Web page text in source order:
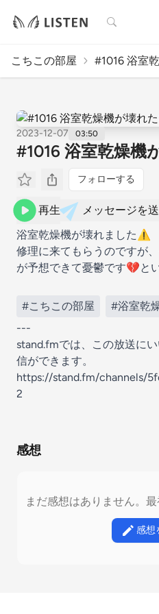
検索
こちこの部屋 #1016 浴室
2023-12-07 03:50
#1016 浴室乾燥機
フォローする
再生
メッセージを
浴室乾燥機が壊れました⚠️
修理に来てもらうのですが
が予想できて憂鬱です💔と
#こちこの部屋
#浴室乾
---
stand.fmでは、この放送に
信ができます。
https://stand.fm/channels/
2
感想
まだ感想はありません。
感想